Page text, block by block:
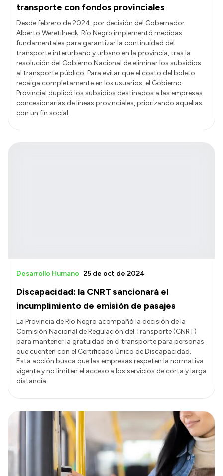
transporte con fondos provinciales
Desde febrero de 2024, por decisión del Gobernador
Alberto Weretilneck, Río Negro implementó medidas
fundamentales para garantizar la continuidad del
transporte interurbano y urbano en la provincia, tras la
resolución del Gobierno Nacional de eliminar los subsidios
al transporte público. Para evitar que el costo del boleto
recaiga completamente en los usuarios, el Gobierno
Provincial duplicó los subsidios destinados a las empresas
concesionarias de líneas provinciales, priorizando aquellas
con un fin social.
Discapacidad: la CNRT sancionará el
incumplimiento de emisión de pasajes
Desarrollo Humano 25 de oct de 2024
La Provincia de Río Negro acompañó la decisión de la
Comisión Nacional de Regulación del Transporte (CNRT)
para mantener la gratuidad en el transporte para personas
que cuenten con el Certificado Único de Discapacidad.
Esta acción busca que las empresas respeten la normativa
vigente y no limiten el acceso a los servicios de corta y larga
distancia.